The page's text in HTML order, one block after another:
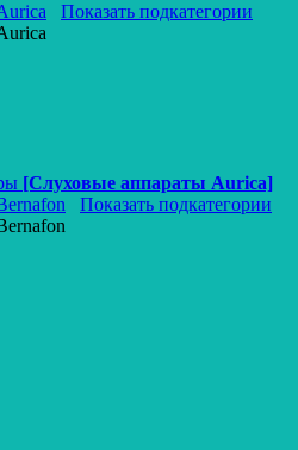
Показать подкатегории
[Слуховые аппараты Aurica]
Показать подкатегории